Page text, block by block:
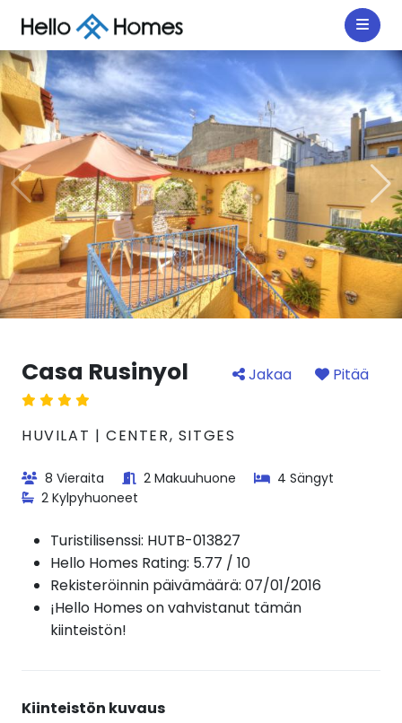
Casa Rusinyol Jakaa Pitää
HUVILAT | CENTER, SITGES
8 Vieraita 2 Makuuhuone
4 Sängyt
2 Kylpyhuoneet
Turistilisenssi: HUTB-013827
Hello Homes Rating: 5.77 / 10
Rekisteröinnin päivämäärä: 07/01/2016
¡Hello Homes on vahvistanut tämän
kiinteistön!
Kiinteistön kuvaus